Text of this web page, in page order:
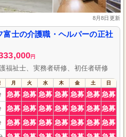
8月8日更新
富士の介護職・ヘルパーの正社
円
福祉士、実務者研修、初任者研修
月 火 水 木 金 土 日
急募 急募 急募 急募 急募 急募 急募
急募 急募 急募 急募 急募 急募 急募
急募 急募 急募 急募 急募 急募 急募